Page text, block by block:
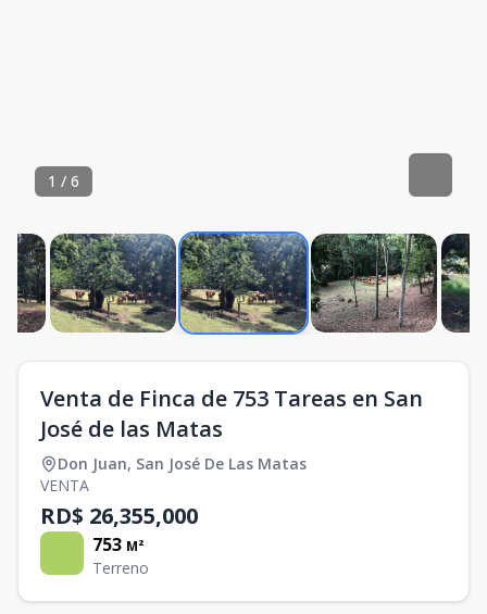
1 / 6
Venta de Finca de 753 Tareas en San
José de las Matas
Don Juan, San José De Las Matas
VENTA
RD$ 26,355,000
753 M²
Terreno